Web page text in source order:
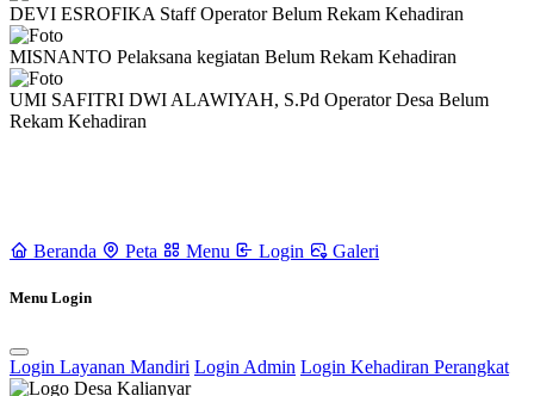
DEVI ESROFIKA Staff OperatorBelum Rekam Kehadiran
MISNANTO Pelaksana kegiatan Belum Rekam Kehadiran
UMI SAFITRI DWI ALAWIYAH, S.Pd Operator Desa Belum
Rekam Kehadiran
Beranda Peta Menu Login Galeri
Menu Login
Login Layanan Mandiri Login Admin Login Kehadiran Perangkat